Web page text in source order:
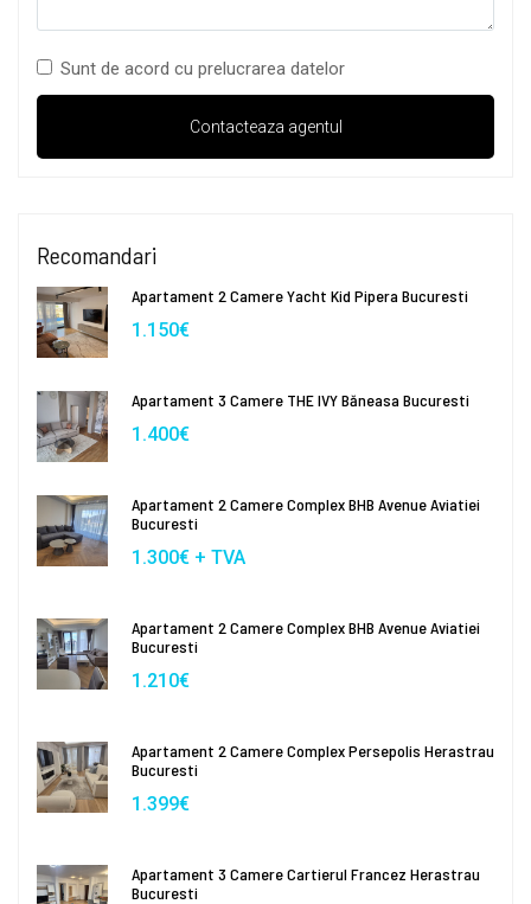
Sunt de acord cu prelucrarea datelor
Recomandari
Apartament 2 Camere Yacht Kid Pipera Bucuresti
1.150€
Apartament 3 Camere THE IVY Băneasa Bucuresti
1.400€
Apartament 2 Camere Complex BHB Avenue Aviatiei
Bucuresti
1.300€ + TVA
Apartament 2 Camere Complex BHB Avenue Aviatiei
Bucuresti
1.210€
Apartament 2 Camere Complex Persepolis Herastrau
Bucuresti
1.399€
Apartament 3 Camere Cartierul Francez Herastrau
Bucuresti